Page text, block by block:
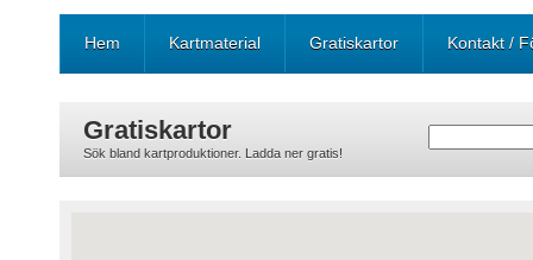
Hem Kartmaterial Gratiskartor Kontakt /
Gratiskartor
Sök bland kartproduktioner. Ladda ner gratis!